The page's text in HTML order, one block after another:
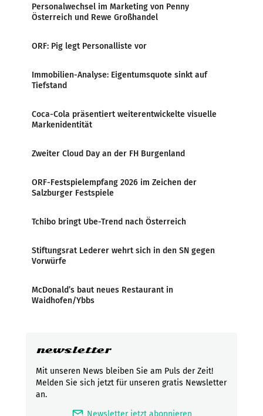
Personalwechsel im Marketing von Penny
Österreich und Rewe Großhandel
ORF: Pig legt Personalliste vor
Immobilien-Analyse: Eigentumsquote sinkt auf
Tiefstand
Coca-Cola präsentiert weiterentwickelte visuelle
Markenidentität
Zweiter Cloud Day an der FH Burgenland
ORF-Festspielempfang 2026 im Zeichen der
Salzburger Festspiele
Tchibo bringt Ube-Trend nach Österreich
Stiftungsrat Lederer wehrt sich in den SN gegen
Vorwürfe
McDonald’s baut neues Restaurant in
Waidhofen/Ybbs
newsletter
Mit unseren News bleiben Sie am Puls der Zeit!
Melden Sie sich jetzt für unseren gratis Newsletter
an.
Newsletter jetzt abonnieren